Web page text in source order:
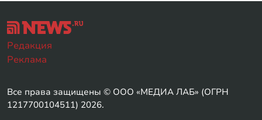
Редакция
Реклама
Все права защищены © ООО «МЕДИА ЛАБ» (ОГРН
1217700104511) 2026.